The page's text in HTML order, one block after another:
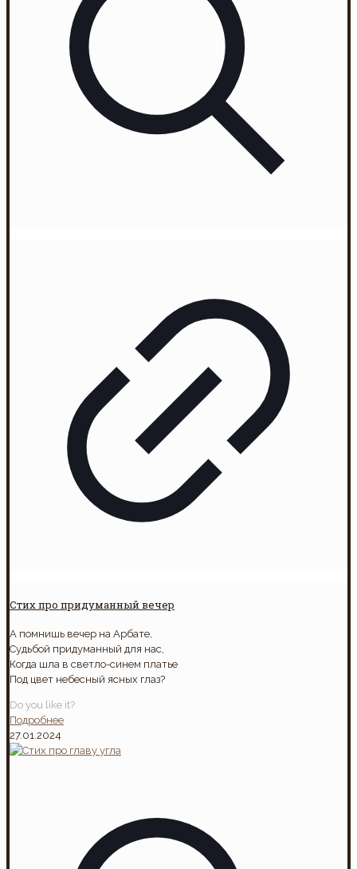
Стих про придуманный вечер
А помнишь вечер на Арбате,
Судьбой придуманный для нас,
Когда шла в светло-синем платье
Под цвет небесный ясных глаз?
Do you like it?
Подробнее
27.01.2024